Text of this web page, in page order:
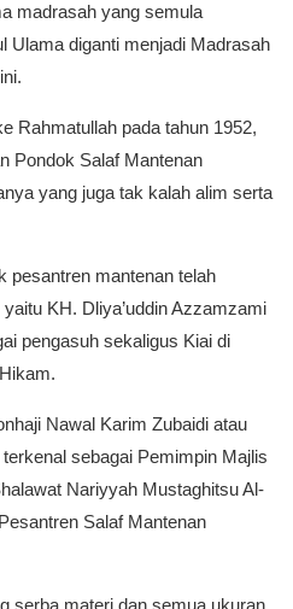
madrasah yang semula
Ulama diganti menjadi Madrasah
Rahmatullah pada tahun 1952,
Pondok Salaf Mantenan
yang juga tak kalah alim serta
pesantren mantenan telah
KH. Dliya’uddin Azzamzami
pengasuh sekaligus Kiai di
Nawal Karim Zubaidi atau
sebagai Pemimpin Majlis
Nariyyah Mustaghitsu Al-
Salaf Mantenan